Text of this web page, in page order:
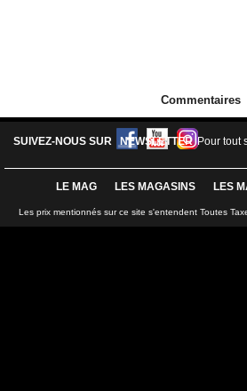
Commentaires
SUIVEZ-NOUS SUR NEWSLETTER Pour tout
LE MAG LES MAGASINS LES
Les prix mentionnés sur ce site s'entendent Toutes